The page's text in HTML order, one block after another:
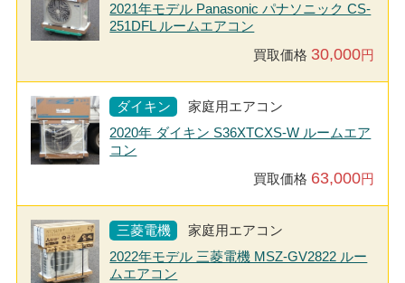
2021年モデル Panasonic パナソニック CS-
251DFL ルームエアコン
買取価格 30,000円
ダイキン
家庭用エアコン
2020年 ダイキン S36XTCXS-W ルームエア
コン
買取価格 63,000円
三菱電機
家庭用エアコン
2022年モデル 三菱電機 MSZ-GV2822 ルー
ムエアコン